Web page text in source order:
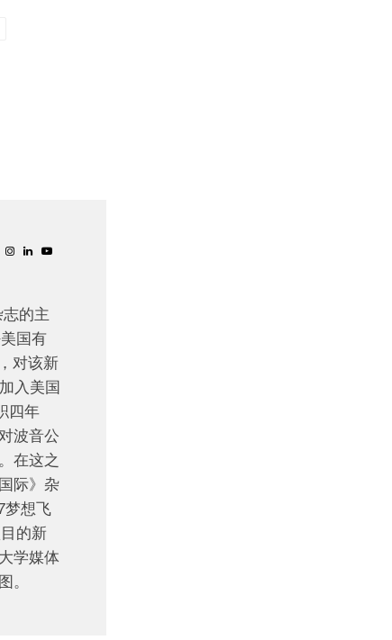
志的主
国有
对该新
入美国
四年
波音公
在这之
际》杂
梦想飞
的新
学媒体
。